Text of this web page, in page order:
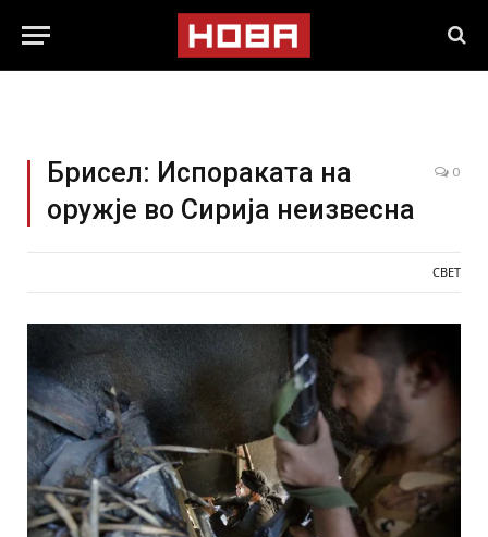
Брисел: Испораката на
оружје во Сирија неизвесна
0
СВЕТ